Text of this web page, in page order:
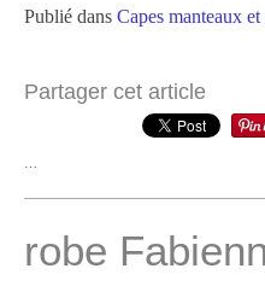
Publié dans Capes manteaux et
Partager cet article
robe